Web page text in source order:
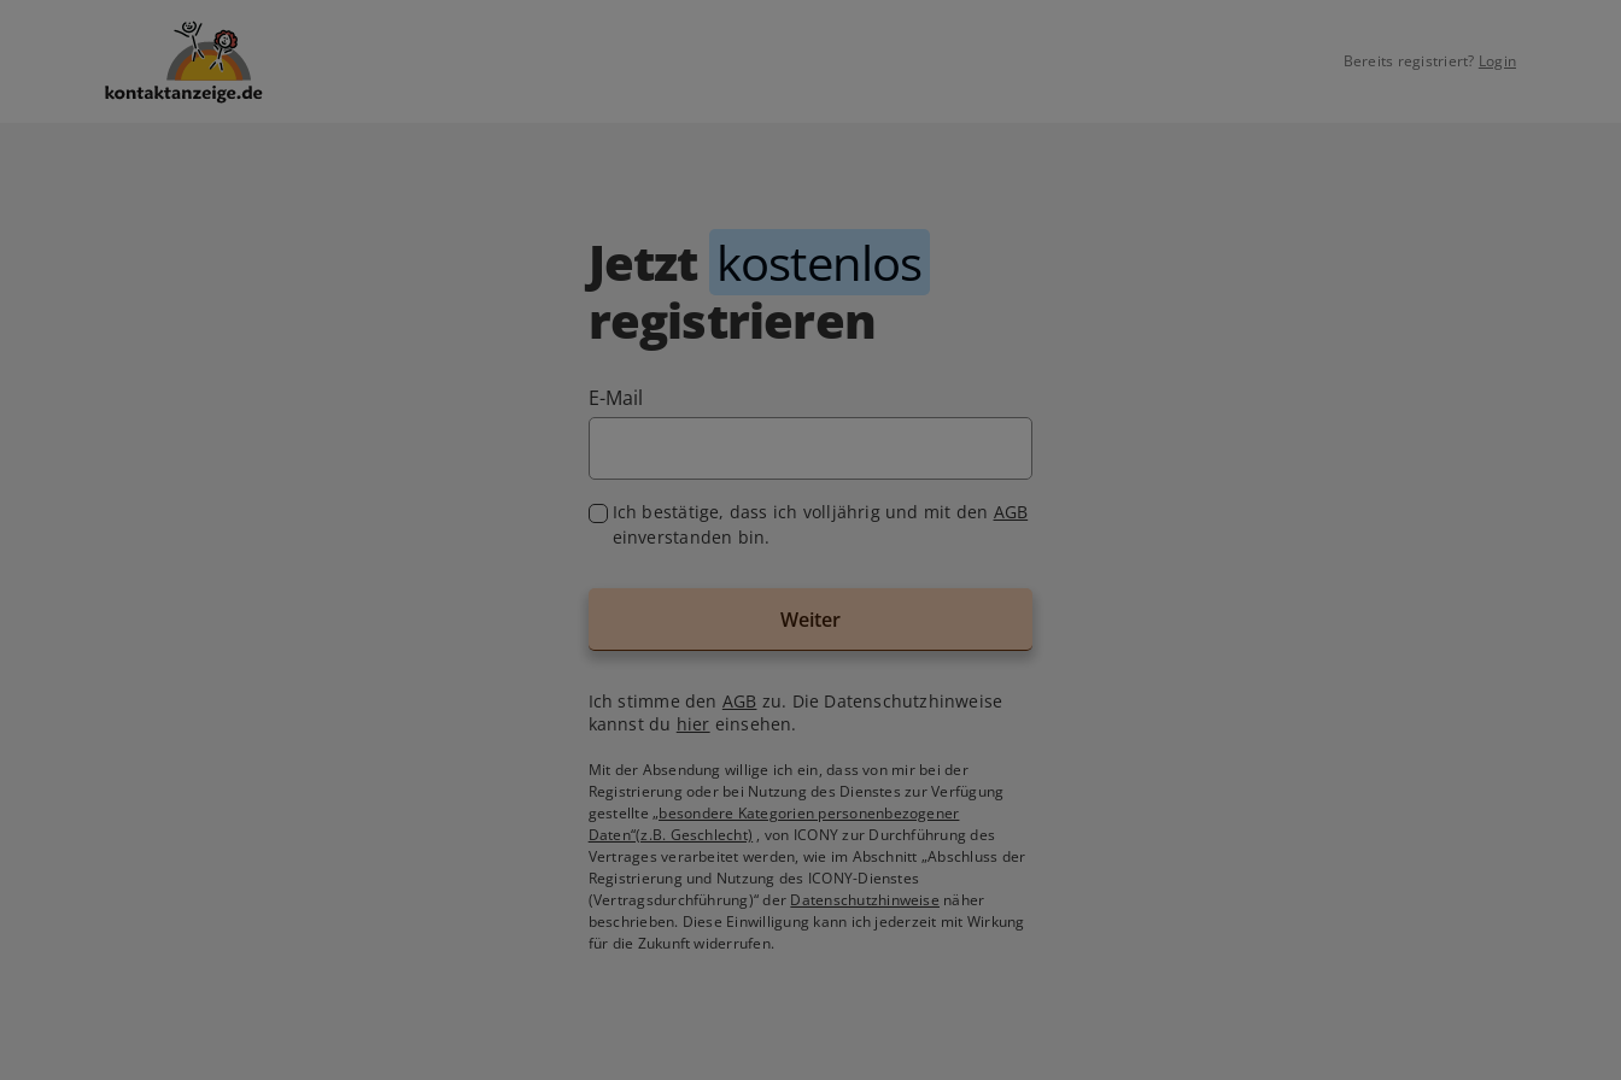
Bereits registriert? Login
Jetzt kostenlos
registrieren
E-Mail
Ich bestätige, dass ich volljährig und mit den AGB
einverstanden bin.
Weiter
Ich stimme den AGB zu. Die Datenschutzhinweise
kannst du hier einsehen.
Mit der Absendung willige ich ein, dass von mir bei der
Registrierung oder bei Nutzung des Dienstes zur Verfügung
gestellte„besondere Kategorien personenbezogener
Daten“(z.B. Geschlecht) , von ICONY zur Durchführung des
Vertrages verarbeitet werden, wie im Abschnitt „Abschluss der
Registrierung und Nutzung des ICONY-Dienstes
(Vertragsdurchführung)“ der Datenschutzhinweise näher
beschrieben. Diese Einwilligung kann ich jederzeit mit Wirkung
für die Zukunft widerrufen.